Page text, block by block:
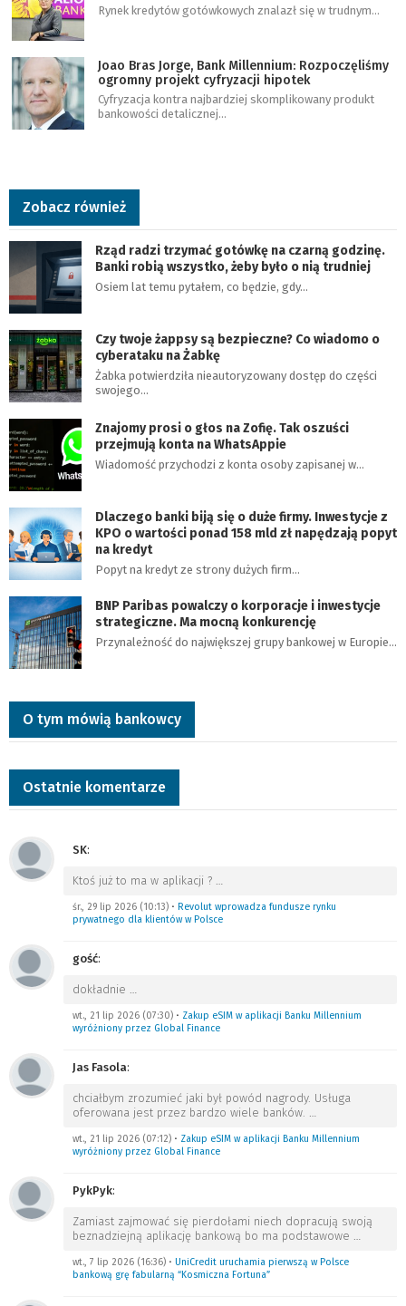
Rynek kredytów gotówkowych znalazł się w trudnym…
Joao Bras Jorge, Bank Millennium: Rozpoczęliśmy
ogromny projekt cyfryzacji hipotek
Cyfryzacja kontra najbardziej skomplikowany produkt
bankowości detalicznej…
Zobacz również
Rząd radzi trzymać gotówkę na czarną godzinę.
Banki robią wszystko, żeby było o nią trudniej
Osiem lat temu pytałem, co będzie, gdy…
Czy twoje żappsy są bezpieczne? Co wiadomo o
cyberataku na Żabkę
Żabka potwierdziła nieautoryzowany dostęp do części
swojego…
Znajomy prosi o głos na Zofię. Tak oszuści
przejmują konta na WhatsAppie
Wiadomość przychodzi z konta osoby zapisanej w…
Dlaczego banki biją się o duże firmy. Inwestycje z
KPO o wartości ponad 158 mld zł napędzają popyt
na kredyt
Popyt na kredyt ze strony dużych firm…
BNP Paribas powalczy o korporacje i inwestycje
strategiczne. Ma mocną konkurencję
Przynależność do największej grupy bankowej w Europie…
O tym mówią bankowcy
Ostatnie komentarze
SK:
Ktoś już to ma w aplikacji ?
śr., 29 lip 2026 (10:13) • Revolut wprowadza fundusze rynku
prywatnego dla klientów w Polsce
gość:
dokładnie
wt., 21 lip 2026 (07:30) • Zakup eSIM w aplikacji Banku Millennium
wyróżniony przez Global Finance
Jas Fasola:
chciałbym zrozumieć jaki był powód nagrody. Usługa
oferowana jest przez bardzo wiele banków.
wt., 21 lip 2026 (07:12) • Zakup eSIM w aplikacji Banku Millennium
wyróżniony przez Global Finance
PykPyk:
Zamiast zajmować się pierdołami niech dopracują swoją
beznadziejną aplikację bankową bo ma podstawowe
wt., 7 lip 2026 (16:36) • UniCredit uruchamia pierwszą w Polsce
bankową grę fabularną “Kosmiczna Fortuna”